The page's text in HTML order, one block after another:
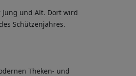
und Alt. Dort wird
Schützenjahres.
Theken- und